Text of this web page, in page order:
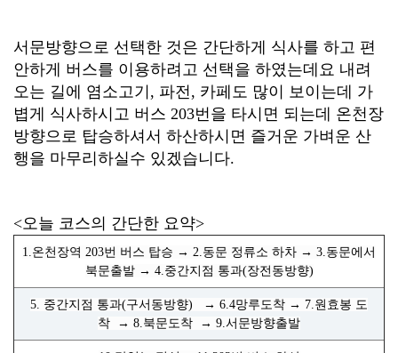
서문방향으로 선택한 것은 간단하게 식사를 하고 편
안하게 버스를 이용하려고 선택을 하였는데요 내려
오는 길에 염소고기, 파전, 카페도 많이 보이는데 가
볍게 식사하시고 버스 203번을 타시면 되는데 온천장
방향으로 탑승하셔서 하산하시면 즐거운 가벼운 산
행을 마무리하실수 있겠습니다.
<오늘 코스의 간단한 요약>
1.온천장역 203번 버스 탑승 → 2.동문 정류소 하차 → 3.동문에서
북문출발 → 4.중간지점 통과(장전동방향)
5. 중간지점 통과(구서동방향) → 6.4망루도착 → 7.원효봉 도
착
→ 8.북문도착 → 9.서문방향출발